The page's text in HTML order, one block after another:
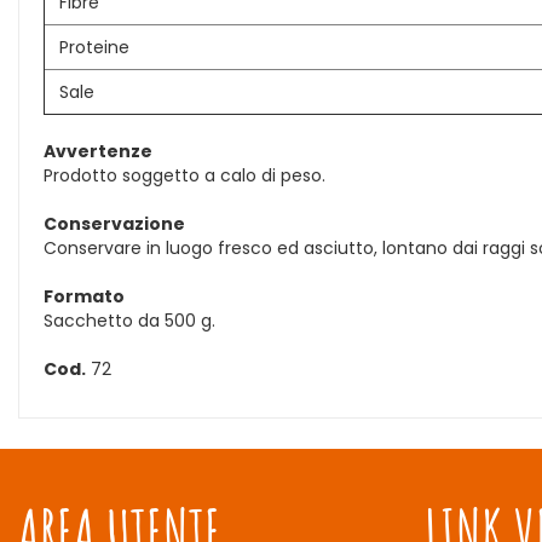
Proteine
Sale
Avvertenze
Prodotto soggetto a calo di peso.
Conservazione
Conservare in luogo fresco ed asciutto, lontano dai raggi
Formato
Sacchetto da 500 g.
Cod. 72